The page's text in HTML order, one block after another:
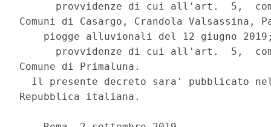
provvidenze di cui all'art.  5,
Comuni di Casargo, Crandola Valsassina,
piogge alluvionali del 12 giugno
provvidenze di cui all'art.  5,
Comune di Primaluna.
Il presente decreto sara' pubblicato
Repubblica italiana.